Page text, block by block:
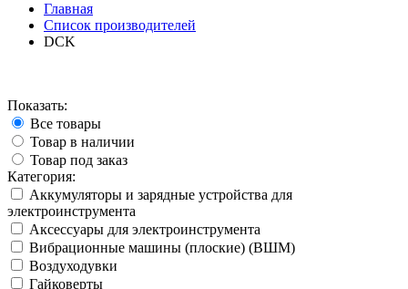
Главная
Список производителей
DCK
Показать:
Все товары
Товар в наличии
Товар под заказ
Категория:
Аккумуляторы и зарядные устройства для
электроинструмента
Аксессуары для электроинструмента
Вибрационные машины (плоские) (ВШМ)
Воздуходувки
Гайковерты